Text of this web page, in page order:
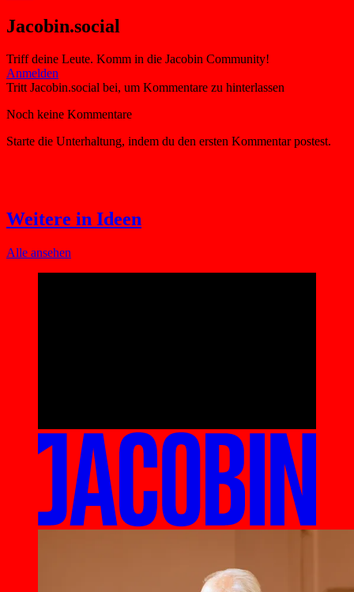
Jacobin.social
Triff deine Leute. Komm in die Jacobin Community!
Weitere in Ideen
Alle ansehen